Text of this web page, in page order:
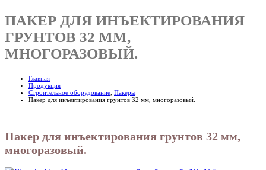
ПАКЕР ДЛЯ ИНЪЕКТИРОВАНИЯ
ГРУНТОВ 32 ММ,
МНОГОРАЗОВЫЙ.
Главная
Продукция
Строительное оборудование Пакеры
Пакер для инъектирования грунтов 32 мм, многоразовый.
Пакер для инъектирования грунтов 32 мм,
многоразовый.